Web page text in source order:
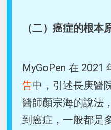
（二）癌症的根本
MyGoPen 在 2021
告中，引述長庚醫
醫師顏宗海的說法
到癌症，一般都是